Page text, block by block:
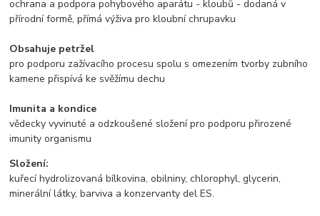
ochrana a podpora pohybového aparátu - kloubů - dodaná v
přírodní formě, přímá výživa pro kloubní chrupavku
Obsahuje petržel
pro podporu zažívacího procesu spolu s omezením tvorby zubního
kamene přispívá ke svěžímu dechu
Imunita a kondice
vědecky vyvinuté a odzkoušené složení pro podporu přirozené
imunity organismu
Složení:
kuřecí hydrolizovaná bílkovina, obilniny, chlorophyl, glycerin,
minerální látky, barviva a konzervanty del ES.